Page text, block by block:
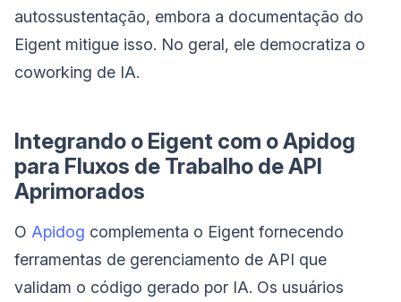
autossustentação, embora a documentação do
Eigent mitigue isso. No geral, ele democratiza o
coworking de IA.
Integrando o Eigent com o Apidog
para Fluxos de Trabalho de API
Aprimorados
O Apidog complementa o Eigent fornecendo
ferramentas de gerenciamento de API que
validam o código gerado por IA. Os usuários